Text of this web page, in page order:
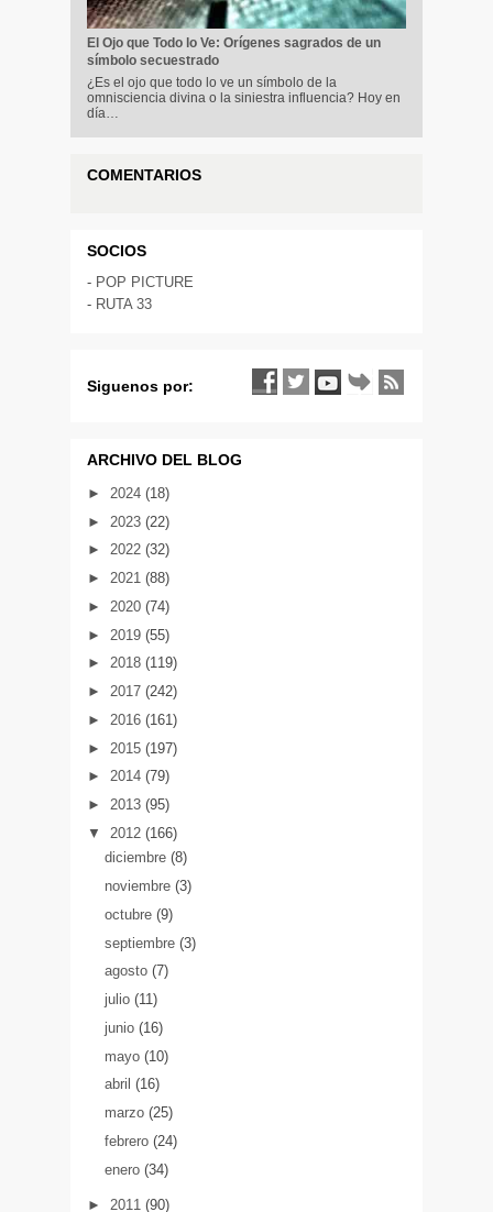
El Ojo que Todo lo Ve: Orígenes sagrados de un
símbolo secuestrado
¿Es el ojo que todo lo ve un símbolo de la
omnisciencia divina o la siniestra influencia? Hoy en
día…
COMENTARIOS
SOCIOS
- POP PICTURE
- RUTA 33
Siguenos por:
ARCHIVO DEL BLOG
► 2024 (18)
► 2023 (22)
► 2022 (32)
► 2021 (88)
► 2020 (74)
► 2019 (55)
► 2018 (119)
► 2017 (242)
► 2016 (161)
► 2015 (197)
► 2014 (79)
► 2013 (95)
▼ 2012 (166)
diciembre (8)
noviembre (3)
octubre (9)
septiembre (3)
agosto (7)
julio (11)
junio (16)
mayo (10)
abril (16)
marzo (25)
febrero (24)
enero (34)
► 2011 (90)